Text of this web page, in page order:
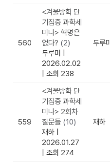
560
<겨울방학 단
기집중 과학세
미나> 혁명은
없다? (2)
두루미
2026.02.02
조회 238
두루미
559
<겨울방학 단
기집중 과학세
미나> 2회차
질문들 (10)
재하
2026.01.27
조회 274
재하